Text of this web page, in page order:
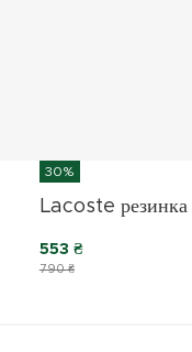
30%
Lacoste резинка
790 ₴
553 ₴